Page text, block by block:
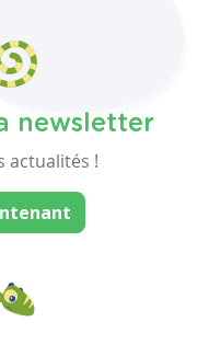
newsletter
actualités !